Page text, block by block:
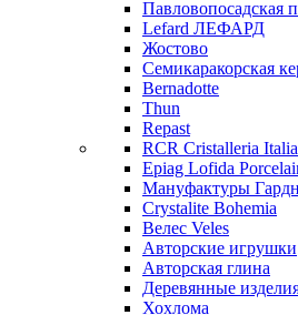
Павловопосадская
Lefard ЛЕФАРД
Жостово
Семикаракорская
Bernadotte
Thun
Repast
RCR Cristalleria
Epiag Lofida
Мануфактуры
Crystalite Bohemia
Велес Veles
Авторские игрушки
Авторская глина
Деревянные
Хохлома